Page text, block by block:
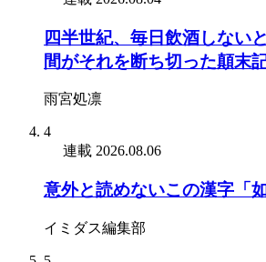
四半世紀、毎日飲酒しない
間がそれを断ち切った顛末
雨宮処凛
4
連載 2026.08.06
意外と読めないこの漢字「如
イミダス編集部